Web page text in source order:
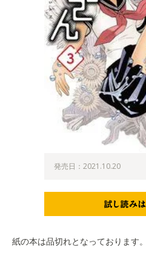
発売日：2021.10.20
紙の本は品切れとなっております。